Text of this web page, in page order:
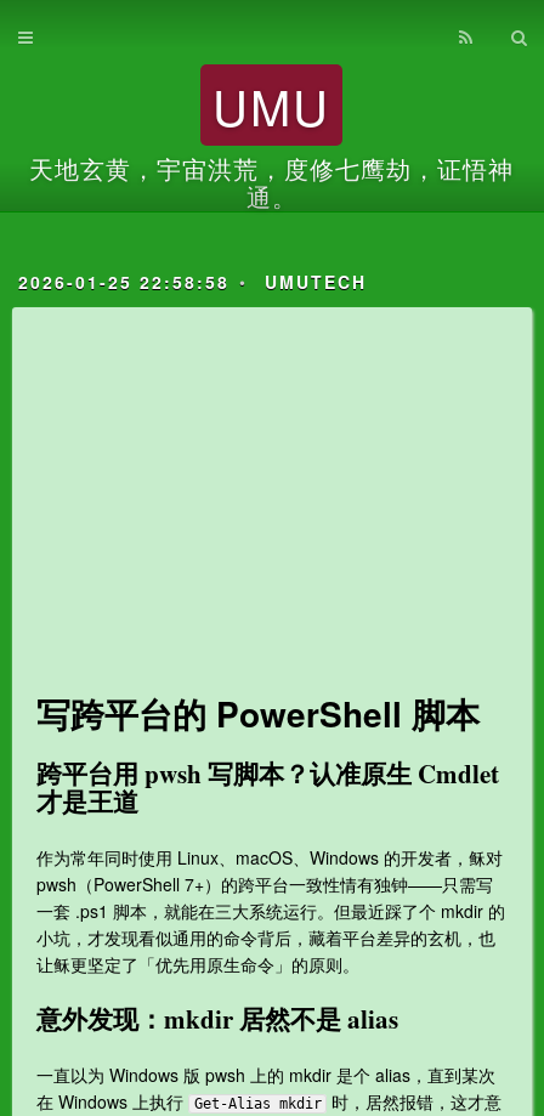
UMU
天地玄黄，宇宙洪荒，度修七鹰劫，证悟神
通。
2026-01-25 22:58:58 UMUTECH
写跨平台的 PowerShell 脚本
跨平台用 pwsh 写脚本？认准原生 Cmdlet
才是王道
作为常年同时使用 Linux、macOS、Windows 的开发者，稣对
pwsh（PowerShell 7+）的跨平台一致性情有独钟——只需写
一套 .ps1 脚本，就能在三大系统运行。但最近踩了个 mkdir 的
小坑，才发现看似通用的命令背后，藏着平台差异的玄机，也
让稣更坚定了「优先用原生命令」的原则。
意外发现：mkdir 居然不是 alias
一直以为 Windows 版 pwsh 上的 mkdir 是个 alias，直到某次
在 Windows 上执行
Get-Alias mkdir
时，居然报错，这才意
首页
关于